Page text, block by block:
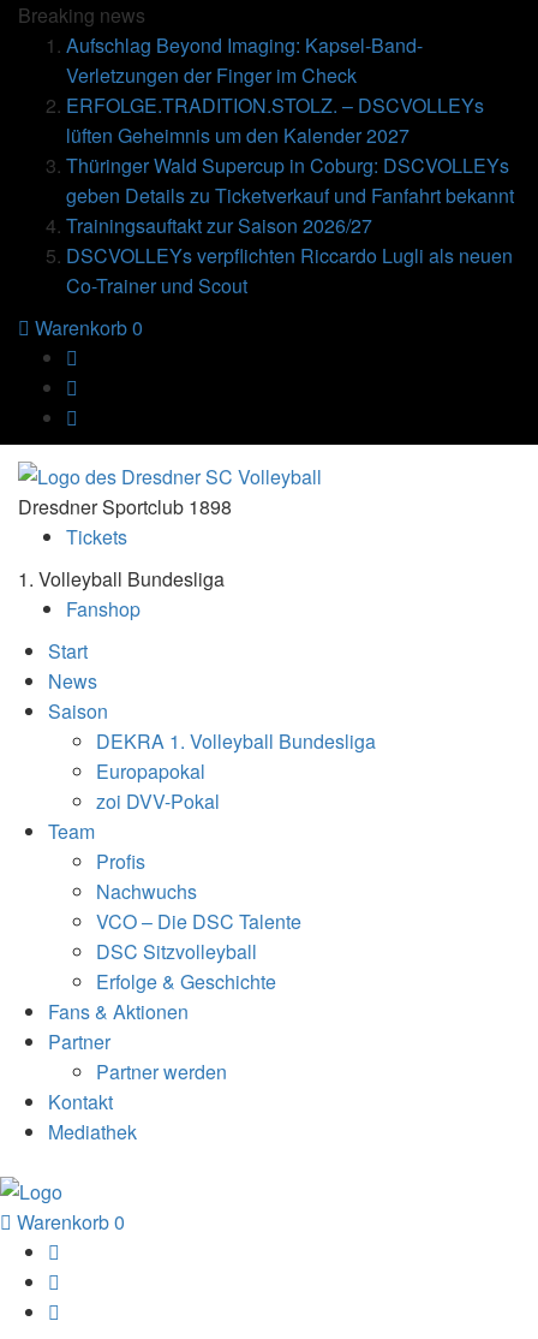
Breaking news
Aufschlag Beyond Imaging: Kapsel-Band-
Verletzungen der Finger im Check
ERFOLGE.TRADITION.STOLZ. – DSCVOLLEYs
lüften Geheimnis um den Kalender 2027
Thüringer Wald Supercup in Coburg: DSCVOLLEYs
geben Details zu Ticketverkauf und Fanfahrt bekannt
Trainingsauftakt zur Saison 2026/27
DSCVOLLEYs verpflichten Riccardo Lugli als neuen
Co-Trainer und Scout
Warenkorb0
Dresdner Sportclub 1898
Tickets
1. Volleyball Bundesliga
Fanshop
Start
News
Saison
DEKRA 1. Volleyball Bundesliga
Europapokal
zoi DVV-Pokal
Team
Profis
Nachwuchs
VCO – Die DSC Talente
DSC Sitzvolleyball
Erfolge & Geschichte
Fans & Aktionen
Partner
Partner werden
Kontakt
Mediathek
Warenkorb0